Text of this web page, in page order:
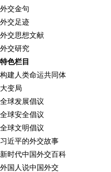
外交金句
外交足迹
外交思想文献
外交研究
特色栏目
构建人类命运共同体
大变局
全球发展倡议
全球安全倡议
全球文明倡议
习近平的外交故事
新时代中国外交百科
外国人说中国外交